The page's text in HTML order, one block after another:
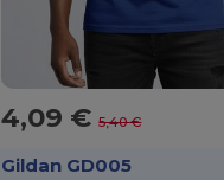
4,09 €5,40 €
Gildan GD005